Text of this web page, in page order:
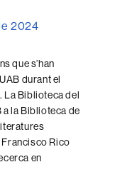
2024
que s’han
durant el
La Biblioteca del
la Biblioteca de
Rico
en